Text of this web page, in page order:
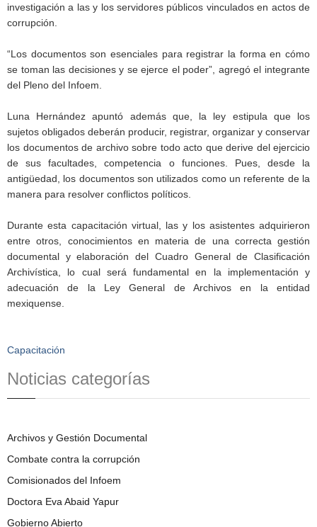
investigación a las y los servidores públicos vinculados en actos de
corrupción.
“Los documentos son esenciales para registrar la forma en cómo
se toman las decisiones y se ejerce el poder”, agregó el integrante
del Pleno del Infoem.
Luna Hernández apuntó además que, la ley estipula que los
sujetos obligados deberán producir, registrar, organizar y conservar
los documentos de archivo sobre todo acto que derive del ejercicio
de sus facultades, competencia o funciones. Pues, desde la
antigüedad, los documentos son utilizados como un referente de la
manera para resolver conflictos políticos.
Durante esta capacitación virtual, las y los asistentes adquirieron
entre otros, conocimientos en materia de una correcta gestión
documental y elaboración del Cuadro General de Clasificación
Archivística, lo cual será fundamental en la implementación y
adecuación de la Ley General de Archivos en la entidad
mexiquense.
Capacitación
Noticias categorías
Archivos y Gestión Documental
Combate contra la corrupción
Comisionados del Infoem
Doctora Eva Abaid Yapur
Gobierno Abierto